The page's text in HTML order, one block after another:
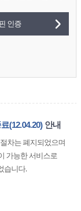
인증
(12.04.20)안내
차는 폐지되었으며
가능한 서비스로
습니다.